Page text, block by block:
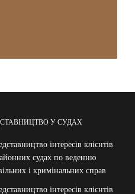
У СУДАХ
інтересів клієнтів
судах по веденню
і кримінальних справ
інтересів клієнтів